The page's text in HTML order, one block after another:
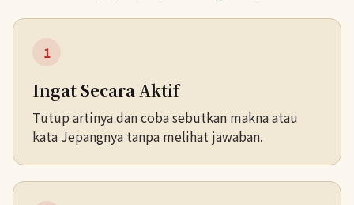
1
Ingat Secara Aktif
Tutup artinya dan coba sebutkan makna atau
kata Jepangnya tanpa melihat jawaban.